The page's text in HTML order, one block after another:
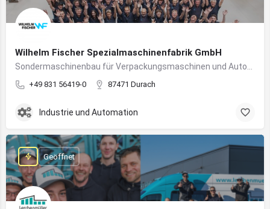
Wilhelm Fischer Spezialmaschinenfabrik GmbH
+49 831 56419-0 87471 Durach
Industrie und Automation
Geöffnet